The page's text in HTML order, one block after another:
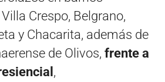
Crespo, Belgrano,
y Chacarita, además de
de Olivos, frente a
,